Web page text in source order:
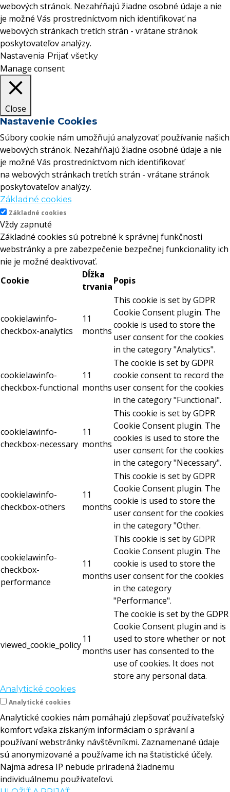
webových stránok. Nezahŕňajú žiadne osobné údaje a nie
je možné Vás prostredníctvom nich identifikovať na
webových stránkach tretích strán - vrátane stránok
poskytovateľov analýzy.
Nastavenia Prijať všetky
Manage consent
Close
Nastavenie Cookies
Súbory cookie nám umožňujú analyzovať používanie našich
webových stránok. Nezahŕňajú žiadne osobné údaje a nie
je možné Vás prostredníctvom nich identifikovať
na webových stránkach tretích strán - vrátane stránok
poskytovateľov analýzy.
Základné cookies
Základné cookies
Vždy zapnuté
Základné cookies sú potrebné k správnej funkčnosti
webstránky a pre zabezpečenie bezpečnej funkcionality ich
nie je možné deaktivovať.
Cookie
Dĺžka
trvania
Popis
cookielawinfo-
checkbox-analytics
11
months
This cookie is set by GDPR
Cookie Consent plugin. The
cookie is used to store the
user consent for the cookies
in the category "Analytics".
cookielawinfo-
checkbox-functional
11
months
The cookie is set by GDPR
cookie consent to record the
user consent for the cookies
in the category "Functional".
cookielawinfo-
checkbox-necessary
11
months
This cookie is set by GDPR
Cookie Consent plugin. The
cookies is used to store the
user consent for the cookies
in the category "Necessary".
cookielawinfo-
checkbox-others
11
months
This cookie is set by GDPR
Cookie Consent plugin. The
cookie is used to store the
user consent for the cookies
in the category "Other.
cookielawinfo-
checkbox-
performance
11
months
This cookie is set by GDPR
Cookie Consent plugin. The
cookie is used to store the
user consent for the cookies
in the category
"Performance".
viewed_cookie_policy
11
months
The cookie is set by the GDPR
Cookie Consent plugin and is
used to store whether or not
user has consented to the
use of cookies. It does not
store any personal data.
Analytické cookies
Analytické cookies
Analytické cookies nám pomáhajú zlepšovať používateľský
komfort vďaka získaným informáciam o správaní a
používaní webstránky návštěvníkmi. Zaznamenané údaje
sú anonymizované a používame ich na štatistické účely.
Najmä adresa IP nebude priradená žiadnemu
individuálnemu používateľovi.